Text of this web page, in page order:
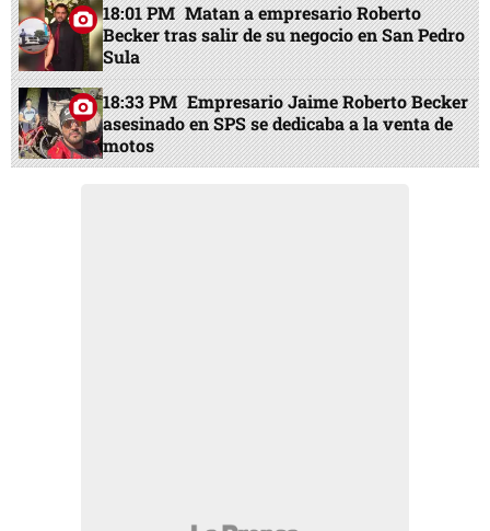
18:01 PM Matan a empresario Roberto
Becker tras salir de su negocio en San Pedro
Sula
18:33 PM Empresario Jaime Roberto Becker
asesinado en SPS se dedicaba a la venta de
motos